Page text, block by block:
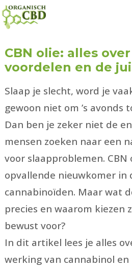
CBN olie: alles
voordelen en de
Slaap je slecht, word je
gewoon niet om ’s avonds
Dan ben je zeker niet de
mensen zoeken naar een
voor slaapproblemen. CBN
opvallende nieuwkomer in
cannabinoïden. Maar wat
precies en waarom kiezen
bewust voor?
In dit artikel lees je alles
werking van cannabinol